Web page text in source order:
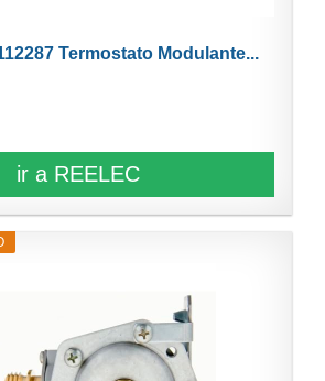
Termostato Modulante...
ir a REELEC